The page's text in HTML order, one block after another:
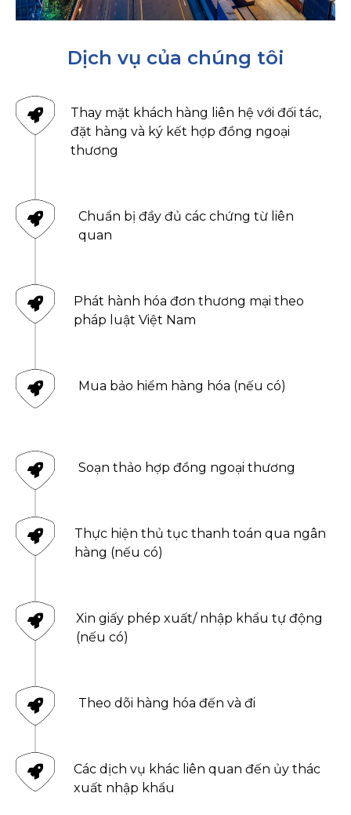
Dịch vụ của chúng tôi
Thay mặt khách hàng liên hệ với đối tác,
đặt hàng và ký kết hợp đồng ngoại
thương
Chuẩn bị đầy đủ các chứng từ liên
quan
Phát hành hóa đơn thương mại theo
pháp luật Việt Nam
Mua bảo hiểm hàng hóa (nếu có)
Soạn thảo hợp đồng ngoại thương
Thực hiện thủ tục thanh toán qua ngân
hàng (nếu có)
Xin giấy phép xuất/ nhập khẩu tự động
(nếu có)
Theo dõi hàng hóa đến và đi
Các dịch vụ khác liên quan đến ủy thác
xuất nhập khẩu